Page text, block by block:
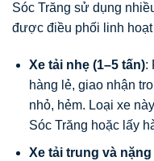
Sóc Trăng sử dụng
được điều phối linh
Xe tải nhẹ (1–5 tấn):
hàng lẻ, giao nhận
nhỏ, hẻm. Loại xe
Sóc Trăng hoặc lấy
Xe tải trung và nặng